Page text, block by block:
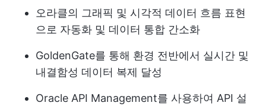
오라클의 그래픽 및 시각적 데이터 흐름 표현
으로 자동화 및 데이터 통합 간소화
GoldenGate를 통해 환경 전반에서 실시간 및
내결함성 데이터 복제 달성
Oracle API Management를 사용하여 API 설